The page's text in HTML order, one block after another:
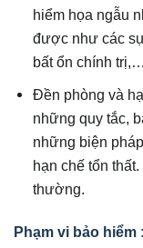
hiểm họa ngẫu
được như các
bất ổn chính trị,…
Đền phòng và
những quy tắc,
những biện
hạn chế tổn
thường.
Phạm vi bảo hiểm :